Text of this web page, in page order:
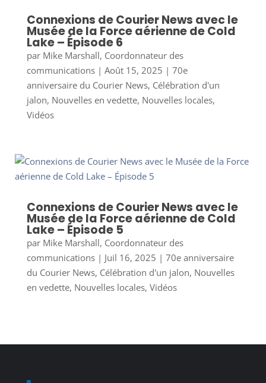
Connexions de Courier News avec le
Musée de la Force aérienne de Cold
Lake – Épisode 6
par Mike Marshall, Coordonnateur des
communications| Août 15, 2025 | 70e
anniversaire du Courier News, Célébration d'un
jalon, Nouvelles en vedette, Nouvelles locales,
Vidéos
Connexions de Courier News avec le
Musée de la Force aérienne de Cold
Lake – Épisode 5
par Mike Marshall, Coordonnateur des
communications| Juil 16, 2025 | 70e anniversaire
du Courier News, Célébration d'un jalon, Nouvelles
en vedette, Nouvelles locales, Vidéos